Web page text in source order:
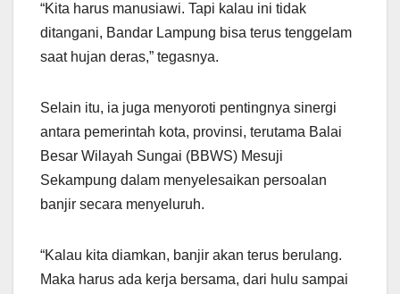
“Kita harus manusiawi. Tapi kalau ini tidak
ditangani, Bandar Lampung bisa terus tenggelam
saat hujan deras,” tegasnya.
Selain itu, ia juga menyoroti pentingnya sinergi
antara pemerintah kota, provinsi, terutama Balai
Besar Wilayah Sungai (BBWS) Mesuji
Sekampung dalam menyelesaikan persoalan
banjir secara menyeluruh.
“Kalau kita diamkan, banjir akan terus berulang.
Maka harus ada kerja bersama, dari hulu sampai